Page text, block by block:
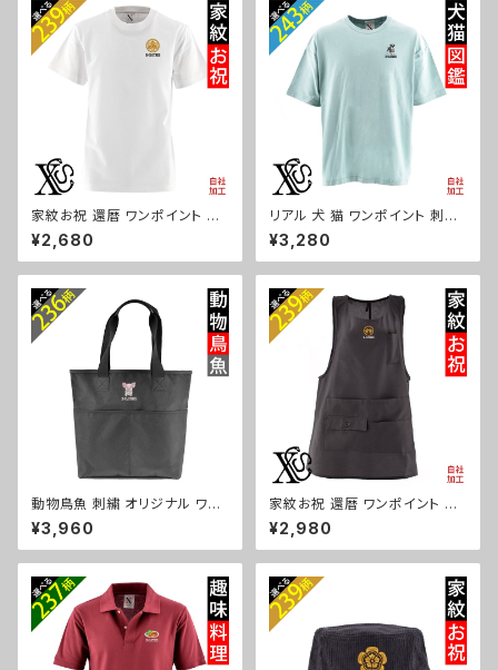
家紋お祝 還暦 ワンポイント 刺
繍 オリジナル5.6oz オリジナル
半袖 Tシャツ メンズ ロゴ おし
ゃれ tシャツ 無地 カットソー 和
ンド 父の日 グッズ 柄 丸に 五瓜
桔梗 巴 藤 羽 菱 唐花 木瓜 蔦
桐 織田信長 ori-am-tst2-g0
7-s
¥2,680
リアル 犬 猫 ワンポイント 刺繍
5.6オンス ビッグシルエット 半
袖 Tシャツ メンズ グッズ 白 ホ
ワイト カットソー 黒 ブラック 柄
ザー パグ ori-am-tst6-g10-
s
¥3,280
動物鳥魚 刺繍 オリジナル ワン
ポイント ナイロン トートバッグ
メンズ ハンドバッグ 自社ブラン
ド ロゴ グッズ 柄 おしゃれ プレ
魚 動物 ori-a-bag52-b06-s
¥3,960
家紋お祝 還暦 ワンポイント 刺
繍 オリジナル エプロン ワンピ
ース レディース 撥水加工 おし
ゃれ かわいい 脇ボタン マタニ
士 カフェ 無地 ブラック 黒 グッ
ズ 柄 丸に 五瓜 桔梗 巴 藤 羽
菱 唐花 木瓜 蔦 桐 ori-a-tao1
5-b07-s
¥2,980